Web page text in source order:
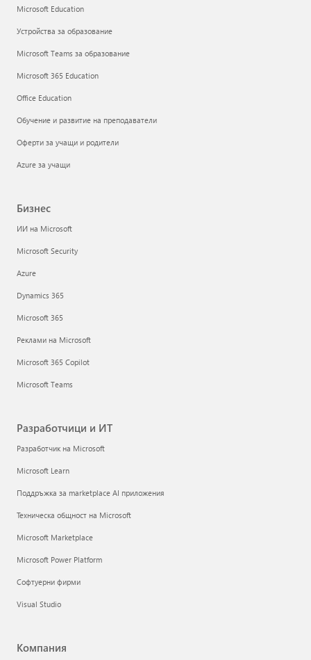
Microsoft Education
Устройства за образование
Microsoft Teams за образование
Microsoft 365 Education
Office Education
Обучение и развитие на преподаватели
Оферти за учащи и родители
Azure за учащи
Бизнес
ИИ на Microsoft
Microsoft Security
Azure
Dynamics 365
Microsoft 365
Реклами на Microsoft
Microsoft 365 Copilot
Microsoft Teams
Разработчици и ИТ
Разработчик на Microsoft
Microsoft Learn
Поддръжка за marketplace AI приложения
Техническа общност на Microsoft
Microsoft Marketplace
Microsoft Power Platform
Софтуерни фирми
Visual Studio
Компания